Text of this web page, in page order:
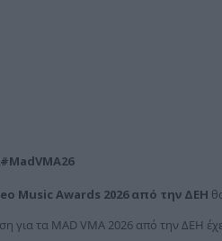
#MadVMA26
Music Awards 2026 από την ΔΕΗ
για τα MAD VMA 2026 από την ΔΕΗ